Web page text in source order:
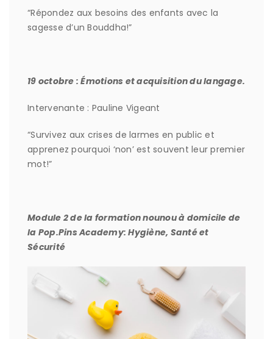
“Répondez aux besoins des enfants avec la
sagesse d’un Bouddha!”
19 octobre : Émotions et acquisition du langage.
Intervenante : Pauline Vigeant
“Survivez aux crises de larmes en public et
apprenez pourquoi ‘non’ est souvent leur premier
mot!”
Module 2 de la formation nounou à domicile de
la Pop.Pins Academy: Hygiène, Santé et
Sécurité